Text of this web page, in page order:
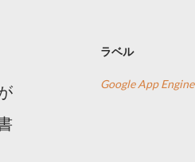
ラベル
Google App Engine